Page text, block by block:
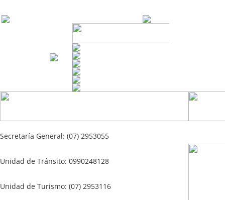
Secretaría General: (07) 2953055
Unidad de Tránsito: 0990248128
Unidad de Turismo: (07) 2953116